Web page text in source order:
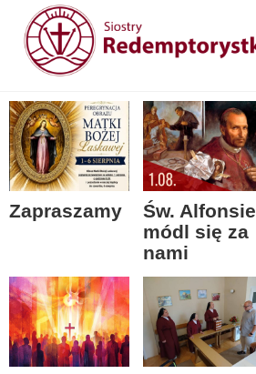
Zapraszamy
Św. Alfonsie
módl się za
nami